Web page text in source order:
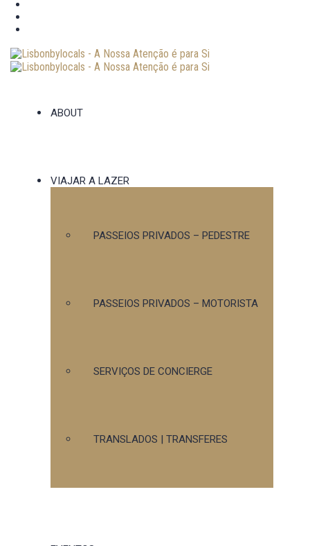
ABOUT
VIAJAR A LAZER
PASSEIOS PRIVADOS – PEDESTRE
PASSEIOS PRIVADOS – MOTORISTA
SERVIÇOS DE CONCIERGE
TRANSLADOS | TRANSFERES